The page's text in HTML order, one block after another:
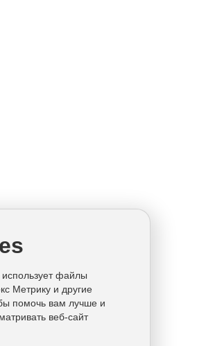
использует файлы
Метрику и другие
помочь вам лучше и
веб-сайт